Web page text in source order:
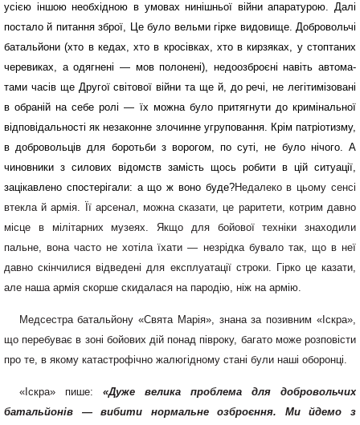
усією іншою необхідною в умовах нинішньої війни апа­ратурою. Далі
постало й пи­тання зброї, Це було вельми гірке видовище. Добровольчі
батальйони (хто в кедах, хто в кросівках, хто в кирзяках, у стоптаних
черевиках, а одягнені — мов полонені), недоозброєні навіть автома­
тами часів ще Другої світової війни та ще й, до речі, не легітимізовані
в обраній на себе ролі — їх можна було притягнути до кримінальної
відповідальності як неза­конне злочинне угрупо­вання. Крім патріотизму,
в добровольців для боротьби з ворогом, по суті, не було нічого. А
чиновники з силових відомств замість щось роби­ти в цій ситуації,
зацікавлено спостерігали: а що ж воно буде?Недалеко в цьому сенсі
втекла й армія. Її арсенал, можна сказати, це рарите­ти, котрим давно
місце в мілітарних музеях. Якщо для бойової техніки знаходили
пальне, вона часто не хотіла їхати — незрідка бувало так, що в неї
давно скінчилися відведені для експлуатації строки. Гірко це казати,
але наша армія скорше скидала­ся на пародію, ніж на армію.
Медсестра батальйону «Свята Марія», знана за по­зивним «Іскра»,
що перебуває в зоні бойових дій по­над півроку, багато може розповісти
про те, в якому катастрофічно жалюгідному стані були наші оборонці.
«Іскра» пише: «Дуже велика проблема для до­бровольчих
батальйонів — вибити нормальне озброєння. Ми йдемо з